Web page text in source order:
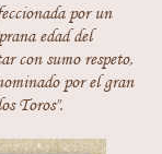
por un
edad del
con sumo respeto,
por el gran
Toros".